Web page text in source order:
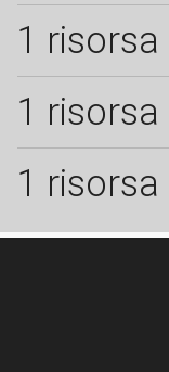
1 risorsa
1 risorsa
1 risorsa